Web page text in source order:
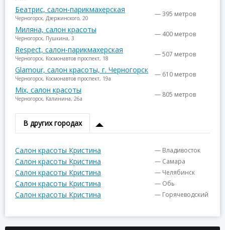
Беатрис, салон-парикмахерская
Черногорск, Дзержинского, 20 — 395 метров
Миляна, салон красоты
Черногорск, Пушкина, 3 — 400 метров
Respect, салон-парикмахерская
Черногорск, Космонавтов проспект, 18 — 507 метров
Glamour, салон красоты, г. Черногорск
Черногорск, Космонавтов проспект, 19а — 610 метров
Mix, салон красоты
Черногорск, Калинина, 26а — 805 метров
В других городах
Салон красоты Кристина — Владивосток
Салон красоты Кристина — Самара
Салон красоты Кристина — Челябинск
Салон красоты Кристина — Обь
Салон красоты Кристина — Горячеводский